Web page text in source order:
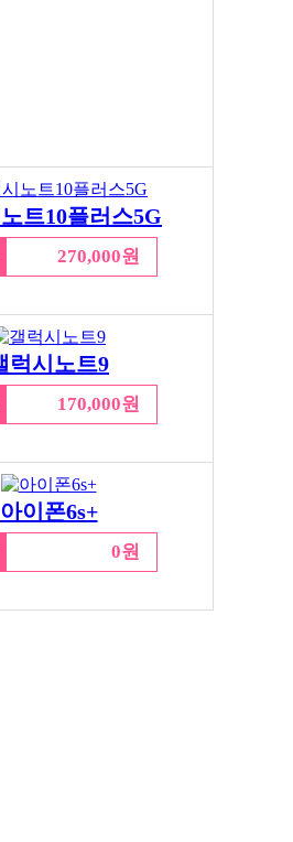
트10플러스5G
270,000원
럭시노트9
170,000원
아이폰6s+
0원